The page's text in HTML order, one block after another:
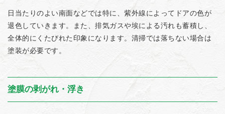
日当たりのよい南面などでは特に、紫外線によってドアの色が
退色していきます。また、排気ガスや埃による汚れも蓄積し、
全体的にくたびれた印象になります。清掃では落ちない場合は
塗装が必要です。
塗膜の剥がれ・浮き